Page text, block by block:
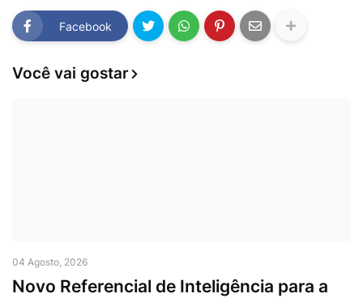
Facebook
Você vai gostar
04 Agosto, 2026
Novo Referencial de Inteligência para a